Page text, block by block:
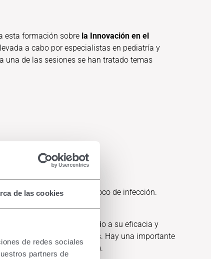
de las cookies
de redes sociales
partners de
esta formación sobre la Innovación en el
a cabo por especialistas en pediatría y
una de las sesiones se han tratado temas
antiestéticas y un foco de infección.
de práctica clínica debido a su eficacia y
infectada por el virus. Hay una importante
y plantares (3) (4).